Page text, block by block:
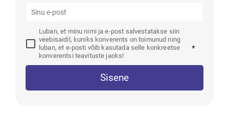
Luban, et minu nimi ja e-post salvestatakse siin
veebisaidil, kuniks konverents on toimunud ning
luban, et e-posti võib kasutada selle konkreetse
konverentsi teavituste jaoks!
*
Sisene